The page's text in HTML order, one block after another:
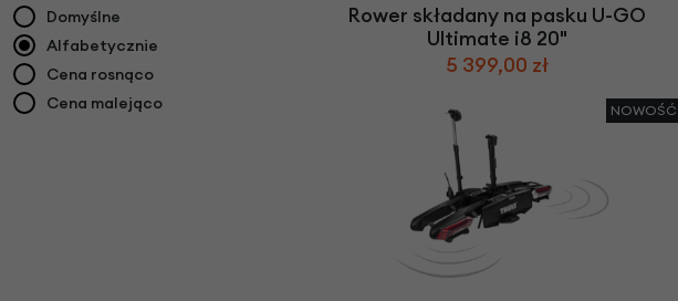
Domyślne
Alfabetycznie
Cena rosnąco
Cena malejąco
Rower składany na pasku U-GO
Ultimate i8 20"
5 399,00 zł
NOWOŚĆ